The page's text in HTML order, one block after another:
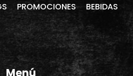
PROMOCIONES BEBIDAS
Menú